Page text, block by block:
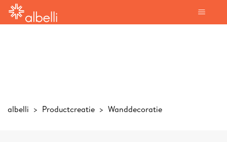
albelli Productcreatie Wanddecoratie